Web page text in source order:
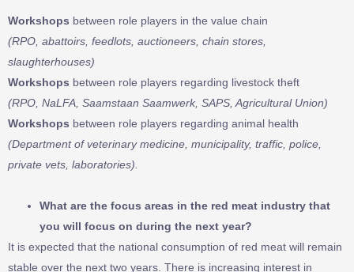
Workshops between role players in the value chain
(RPO, abattoirs, feedlots, auctioneers, chain stores,
slaughterhouses)
Workshops between role players regarding livestock theft
(RPO, NaLFA, Saamstaan ​​Saamwerk, SAPS, Agricultural Union)
Workshops between role players regarding animal health
(Department of veterinary medicine, municipality, traffic, police,
private vets, laboratories).
What are the focus areas in the red meat industry that
you will focus on during the next year?
It is expected that the national consumption of red meat will remain
stable over the next two years. There is increasing interest in